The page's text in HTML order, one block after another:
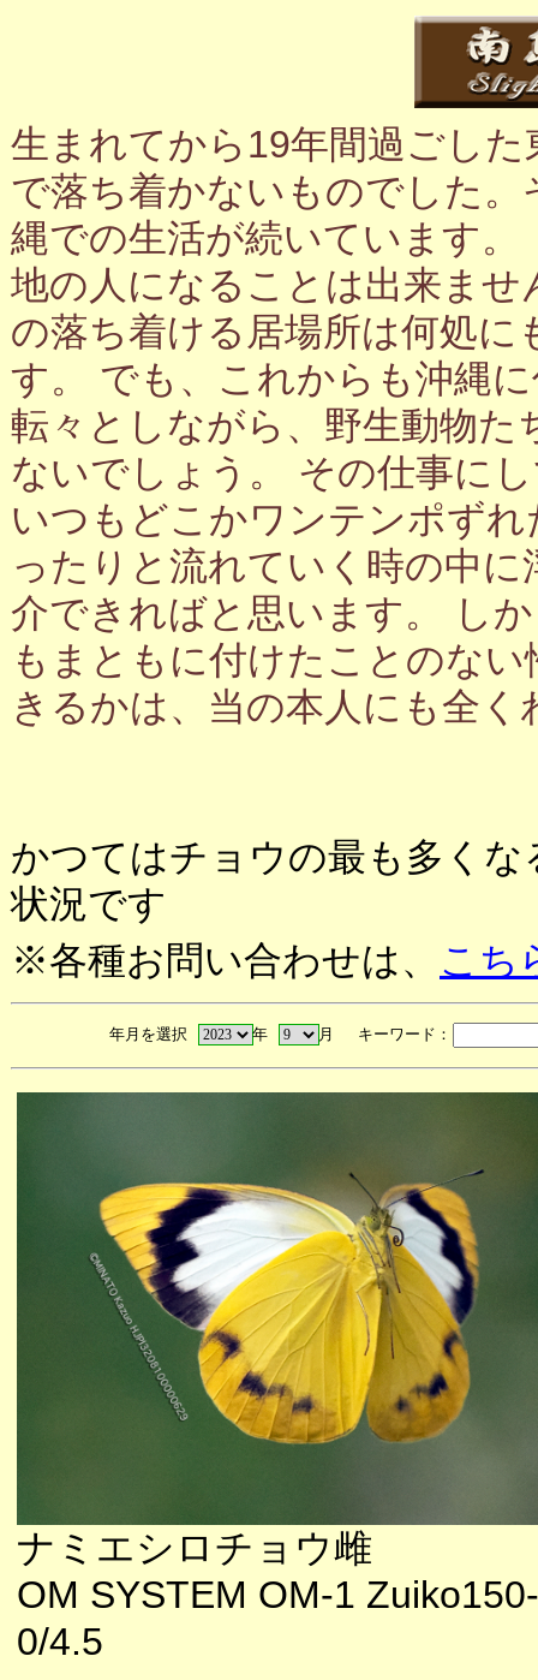
生まれてから19年間過ごし
で落ち着かないものでした
縄での生活が続いています
地の人になることは出来ま
の落ち着ける居場所は何処
す。 でも、これからも沖縄
転々としながら、野生動物
ないでしょう。 その仕事に
いつもどこかワンテンポず
ったりと流れていく時の中
介できればと思います。 し
もまともに付けたことのな
きるかは、当の本人にも全く
かつてはチョウの最も多く
状況です
※各種お問い合わせは、 こち
年月を選択 年 月 キーワード：
ナミエシロチョウ雌
OM SYSTEM OM-1
0/4.5